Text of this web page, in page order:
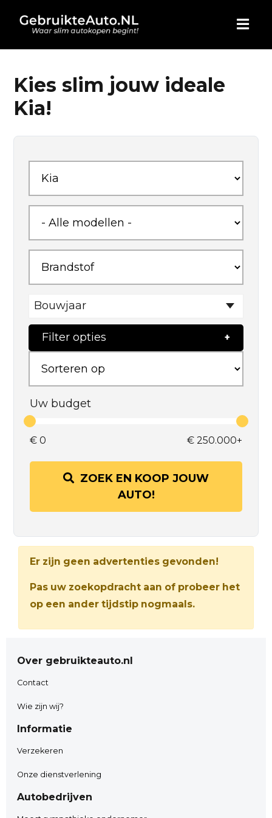
HOME
AUTO KOPEN
BLOG
WIE ZIJN WIJ
CONTACT
Kies slim jouw ideale
Kia!
Bouwjaar
Filter opties
Uw budget
€ 0 € 250.000+
ZOEK EN KOOP JOUW
AUTO!
Er zijn geen advertenties gevonden!
Pas uw zoekopdracht aan of probeer het
op een ander tijdstip nogmaals.
Over gebruikteauto.nl
Contact
Wie zijn wij?
Informatie
Verzekeren
Onze dienstverlening
Autobedrijven